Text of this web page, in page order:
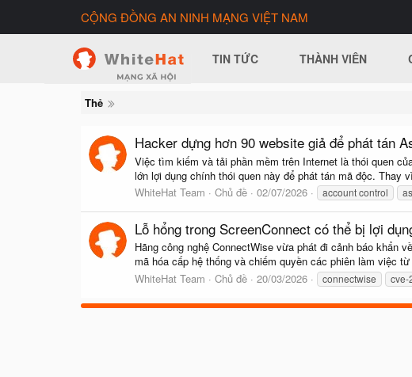
CỘNG ĐỒNG AN NINH MẠNG VIỆT NAM
TIN TỨC THÀNH VIÊN
Thẻ
Hacker dựng hơn 90 website giả để phát tán
Việc tìm kiếm và tải phần mềm trên Internet là thói quen
lớn lợi dụng chính thói quen này để phát tán mã độc. Thay
WhiteHat Team
Chủ đề 02/07/2026 account control
Lỗ hổng trong ScreenConnect có thể bị lợi
Hãng công nghệ ConnectWise vừa phát đi cảnh báo khẩn
mã hóa cấp hệ thống và chiếm quyền các phiên làm việc
WhiteHat Team
Chủ đề 20/03/2026 connectwise cve-